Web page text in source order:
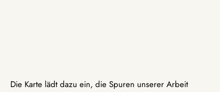
Die Karte lädt dazu ein, die Spuren unserer Arbeit